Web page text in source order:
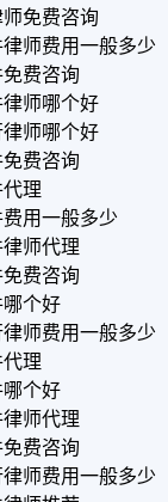
免费咨询
师费用一般多少
费咨询
师哪个好
师哪个好
费咨询
理
用一般多少
师代理
费咨询
个好
师费用一般多少
理
个好
师代理
费咨询
师费用一般多少